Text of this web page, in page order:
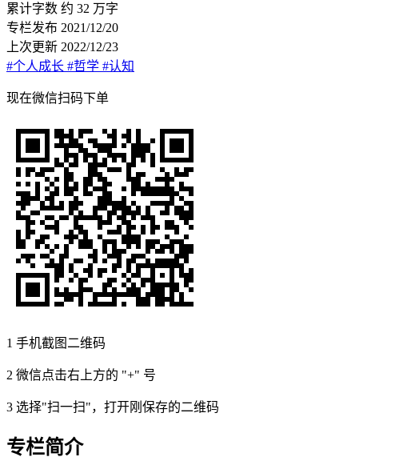
累计字数 约 32 万字
专栏发布 2021/12/20
上次更新 2022/12/23
#个人成长 #哲学 #认知
现在微信扫码下单
1 手机截图二维码
2 微信点击右上方的 "+" 号
3 选择"扫一扫"，打开刚保存的二维码
专栏简介